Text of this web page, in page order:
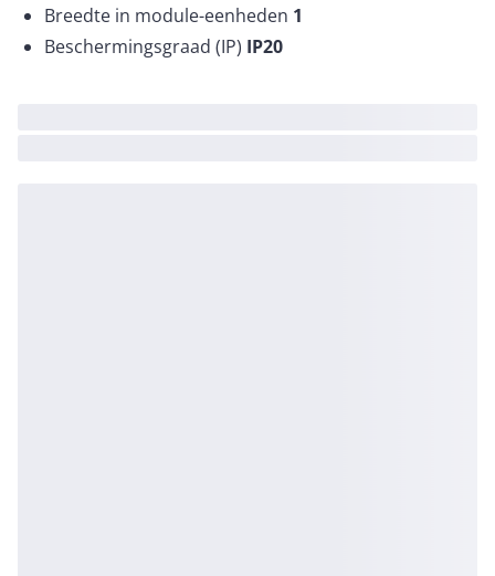
Breedte in module-eenheden 1
Beschermingsgraad (IP) IP20